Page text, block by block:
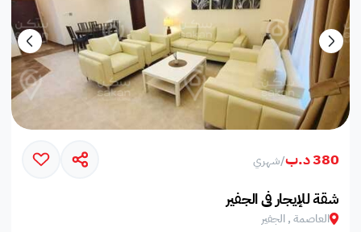
380 د.ب /شهري
شقة للإيجار في الجفير
العاصمة , الجفير